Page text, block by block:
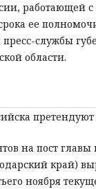
работающей с
ее
службы
области.
претендуют
на пост главы
край)
ноября